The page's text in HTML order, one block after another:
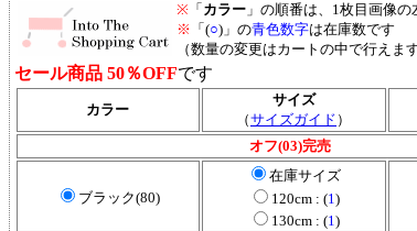
※「 カラー」の順番は、1枚目画像の
※ 「(○)」の青色数字は在庫数です
（数量の変更はカートの中で行えます
セール商品 50％OFFです
カラー
サイズ
（サイズガイド ）
オフ(03)完売
ブラック(80)
在庫サイズ
120cm : (1)
130cm : (1)